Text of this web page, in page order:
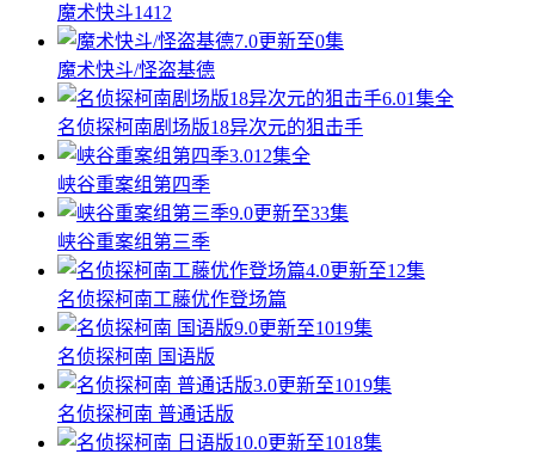
魔术快斗1412
7.0更新至0集
魔术快斗/怪盗基德
6.01集全
名侦探柯南剧场版18异次元的狙击手
3.012集全
峡谷重案组第四季
9.0更新至33集
峡谷重案组第三季
4.0更新至12集
名侦探柯南工藤优作登场篇
9.0更新至1019集
名侦探柯南 国语版
3.0更新至1019集
名侦探柯南 普通话版
10.0更新至1018集